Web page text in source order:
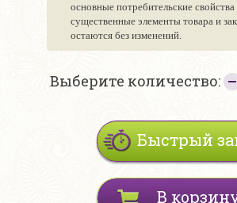
основные потребительские
существенные элементы товара и
остаются без изменений.
Выберите количество:
Быстрый
В